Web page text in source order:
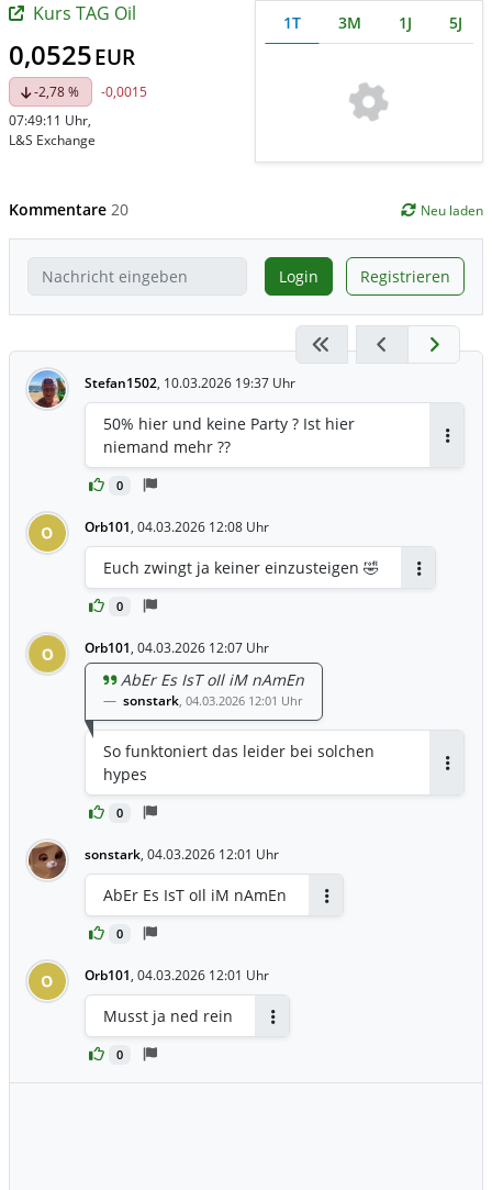
Kurs TAG Oil
0,0525EUR
-2,78 %
-0,0015
07:49:11 Uhr,
L&S Exchange
1T 3M 1J 5J
Kommentare 20 Neu laden
Login Registrieren
Stefan1502, 10.03.2026 19:37 Uhr
0
50% hier und keine Party ? Ist hier
niemand mehr ??
O Orb101, 04.03.2026 12:08 Uhr
0
Euch zwingt ja keiner einzusteigen 🤣
O Orb101, 04.03.2026 12:07 Uhr
0
AbEr Es IsT oIl iM nAmEn
sonstark, 04.03.2026 12:01 Uhr
So funktoniert das leider bei solchen
hypes
sonstark, 04.03.2026 12:01 Uhr
0
AbEr Es IsT oIl iM nAmEn
O Orb101, 04.03.2026 12:01 Uhr
0
Musst ja ned rein